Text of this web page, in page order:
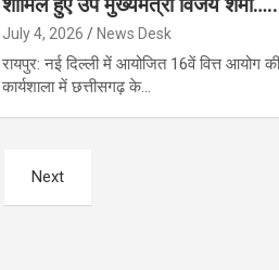
शामिल हुए उप मुख्यमंत्री विजय शर्मा…..
July 4, 2026 News Desk
रायपुर: नई दिल्ली में आयोजित 16वें वित्त आयोग
कार्यशाला में छत्तीसगढ़ के…
Next